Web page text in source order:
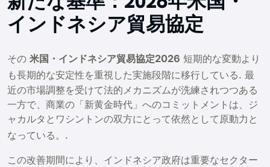
インドネシア貿易協定
その 米国・インドネシア貿易協定2026 短期的な変動より
も長期的な安定性を重視した実施段階に移行している. 最
近の市場調整を受けて法的メカニズムが洗練されつつある
一方で、商業の「新黄金時代」へのコミットメントは、ジ
ャカルタとワシントンの双方にとって依然として原動力と
なっている。 .
この改善期間により、インドネシア政府は重要なセクター